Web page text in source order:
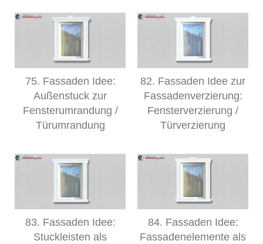
75. Fassaden Idee:
Außenstuck zur
Fensterumrandung /
Türumrandung
82. Fassaden Idee zur
Fassadenverzierung:
Fensterverzierung /
Türverzierung
83. Fassaden Idee:
Stuckleisten als
84. Fassaden Idee:
Fassadenelemente als